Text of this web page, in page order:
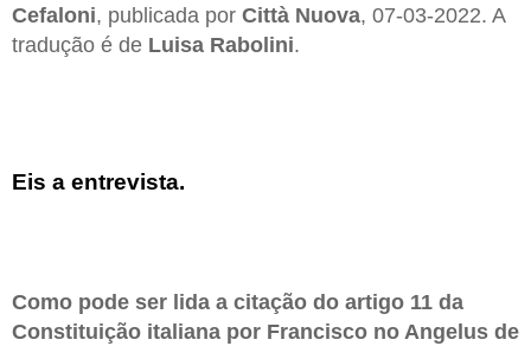
Cefaloni, publicada por Città Nuova, 07-03-2022. A
tradução é de Luisa Rabolini.
Eis a entrevista.
Como pode ser lida a citação do artigo 11 da
Constituição italiana por Francisco no Angelus de